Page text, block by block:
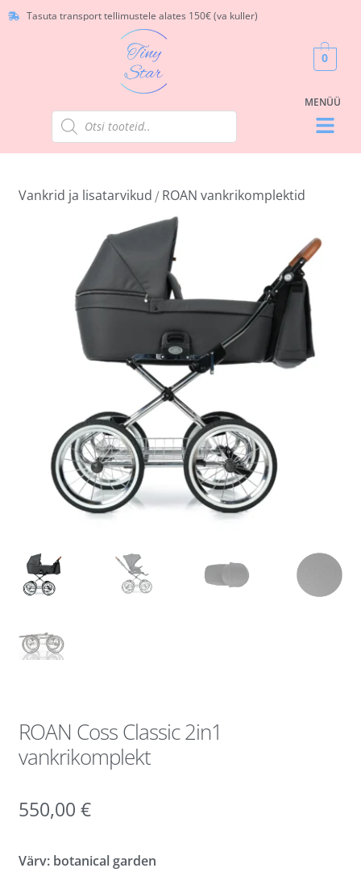
Tasuta transport tellimustele alates 150€ (va kuller)
0
Vankrid ja lisatarvikud / ROAN vankrikomplektid
ROAN Coss Classic 2in1
vankrikomplekt
550,00 €
Värv: botanical garden